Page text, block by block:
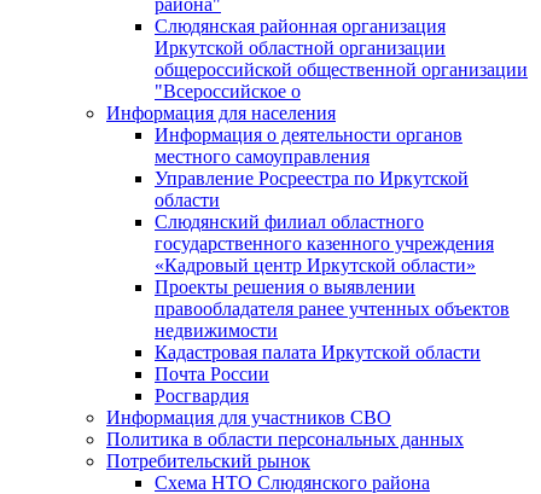
района"
Слюдянская районная организация
Иркутской областной организации
общероссийской общественной организации
"Всероссийское о
Информация для населения
Информация о деятельности органов
местного самоуправления
Управление Росреестра по Иркутской
области
Слюдянский филиал областного
государственного казенного учреждения
«Кадровый центр Иркутской области»
Проекты решения о выявлении
правообладателя ранее учтенных объектов
недвижимости
Кадастровая палата Иркутской области
Почта России
Росгвардия
Информация для участников СВО
Политика в области персональных данных
Потребительский рынок
Схема НТО Слюдянского района